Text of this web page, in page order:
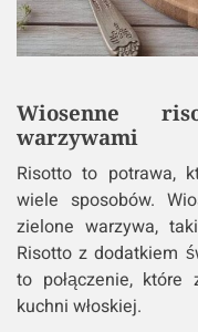
Wiosenne
warzywami
Risotto to potrawa,
wiele sposobów.
zielone warzywa,
Risotto z dodatkiem
to połączenie, które
kuchni włoskiej.